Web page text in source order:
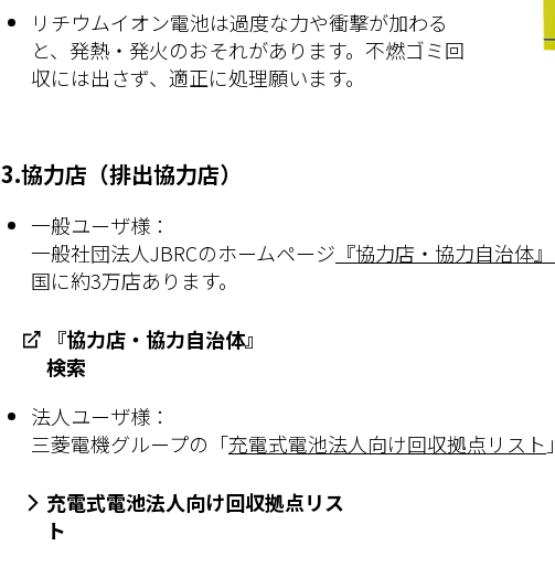
リチウムイオン電池は過度な力や衝撃が加わる
と、発熱・発火のおそれがあります。不燃ゴミ回
収には出さず、適正に処理願います。
3.協力店（排出協力店）
一般ユーザ様：
一般社団法人JBRCのホームページ 『協力店・協力自治体
国に約3万店あります。
『協力店・協力自治体』
検索
法人ユーザ様：
三菱電機グループの「充電式電池法人向け回収拠点リスト
充電式電池法人向け回収拠点リス
ト